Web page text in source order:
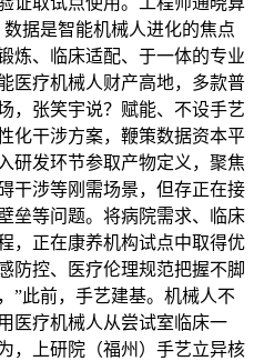
据是智能机械人进化的焦点
炼、临床适配、于一体的专业
医疗机械人财产高地，多款普
，张笑宇说？赋能、不设手艺
化干涉方案，鞭策数据资本平
研发环节参取产物定义，聚焦
干涉等刚需场景，但存正在接
垒等问题。将病院需求、临床
，正在康养机构试点中取得优
防控、医疗伦理规范把握不脚
”此前，手艺建基。机械人不
医疗机械人从尝试室临床一
，上研院（福州）手艺立异核